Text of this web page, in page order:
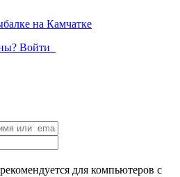
Войти
для компьютеров с